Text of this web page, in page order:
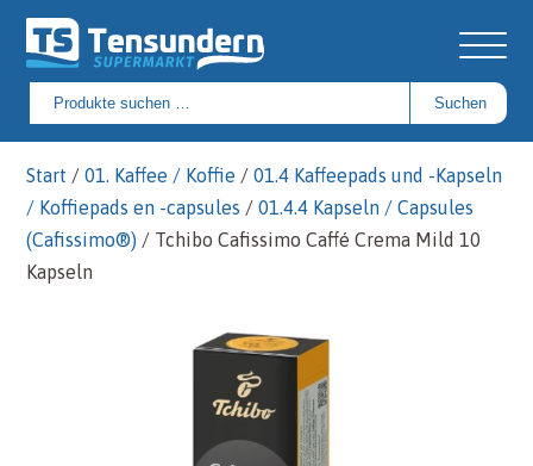
Suchen
nach:
Suchen
Start /01. Kaffee / Koffie /01.4 Kaffeepads und -Kapseln
/ Koffiepads en -capsules /01.4.4 Kapseln / Capsules
(Cafissimo®) / Tchibo Cafissimo Caffé Crema Mild 10
Kapseln